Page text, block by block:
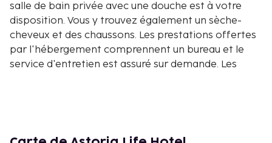
salle de bain privée avec une douche est à votre
disposition. Vous y trouvez également un sèche-
cheveux et des chaussons. Les prestations offertes
par l'hébergement comprennent un bureau et le
service d'entretien est assuré sur demande. Les